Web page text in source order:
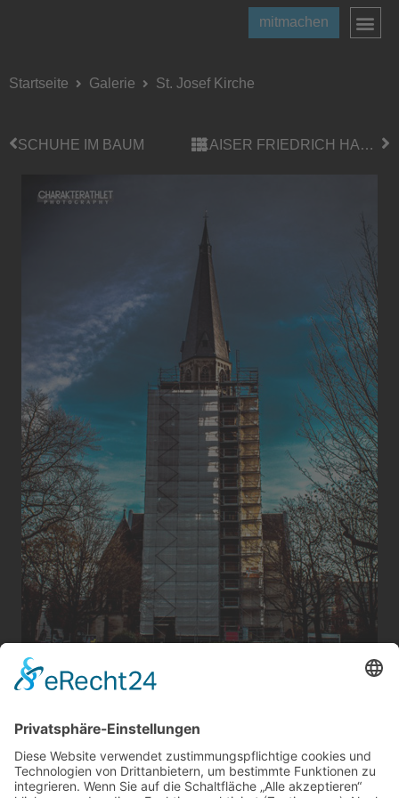
mitmachen
Startseite Galerie St. Josef Kirche
SCHUHE IM BAUM KAISER FRIEDRICH HALLE NACHTS
St. Josef Kirche
St. Josef Kirche, Rheydt